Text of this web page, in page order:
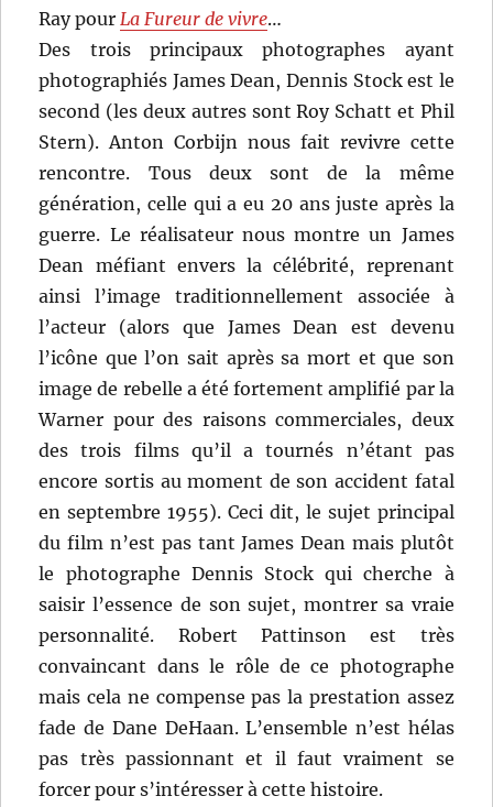
Ray pour La Fureur de vivre…
Des trois principaux photographes ayant
photographiés James Dean, Dennis Stock est le
second (les deux autres sont Roy Schatt et Phil
Stern). Anton Corbijn nous fait revivre cette
rencontre. Tous deux sont de la même
génération, celle qui a eu 20 ans juste après la
guerre. Le réalisateur nous montre un James
Dean méfiant envers la célébrité, reprenant
ainsi l’image traditionnellement associée à
l’acteur (alors que James Dean est devenu
l’icône que l’on sait après sa mort et que son
image de rebelle a été fortement amplifié par la
Warner pour des raisons commerciales, deux
des trois films qu’il a tournés n’étant pas
encore sortis au moment de son accident fatal
en septembre 1955). Ceci dit, le sujet principal
du film n’est pas tant James Dean mais plutôt
le photographe Dennis Stock qui cherche à
saisir l’essence de son sujet, montrer sa vraie
personnalité. Robert Pattinson est très
convaincant dans le rôle de ce photographe
mais cela ne compense pas la prestation assez
fade de Dane DeHaan. L’ensemble n’est hélas
pas très passionnant et il faut vraiment se
forcer pour s’intéresser à cette histoire.